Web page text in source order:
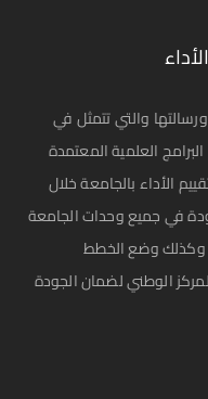
والتي تتمثل في
العلمية المعتمدة
الأداء بالجامعة خلال
الجودة في جميع وحدات الجامعة
وكذلك وضع الخطط
الوطني لضمان الجودة